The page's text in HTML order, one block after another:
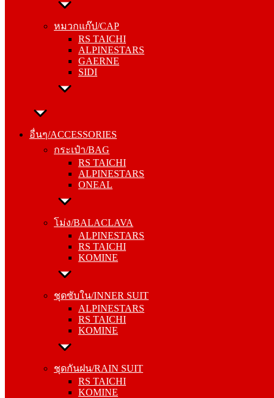
หมวกแก๊ป/CAP
RS TAICHI
ALPINESTARS
GAERNE
SIDI
อื่นๆ/ACCESSORIES
กระเป๋า/BAG
RS TAICHI
ALPINESTARS
ONEAL
โม่ง/BALACLAVA
ALPINESTARS
RS TAICHI
KOMINE
ชุดซับใน/INNER SUIT
ALPINESTARS
RS TAICHI
KOMINE
ชุดกันฝน/RAIN SUIT
RS TAICHI
KOMINE
หมวกแก๊ป/CAP
ALPINESTARS
GAERNE
SIDI
อื่นๆ/ACCESSORIES
RS TAICHI
ALPINESTARS
ONEAL
โม่ง/BALACLAVA
RS TAICHI
KOMINE
ชุดซับใน/INNER SUIT
RS TAICHI
KOMINE
ชุดกันฝน/RAIN SUIT
KOMINE